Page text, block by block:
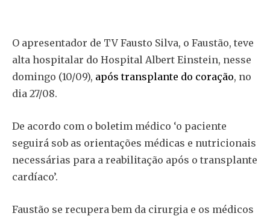
O apresentador de TV Fausto Silva, o Faustão, teve
alta hospitalar do Hospital Albert Einstein, nesse
domingo (10/09), após transplante do coração, no
dia 27/08.
De acordo com o boletim médico ‘o paciente
seguirá sob as orientações médicas e nutricionais
necessárias para a reabilitação após o transplante
cardíaco’.
Faustão se recupera bem da cirurgia e os médicos